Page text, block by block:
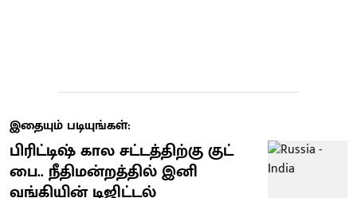
இதையும் படியுங்கள்:
பிரிட்டிஷ் கால சட்டத்திற்கு குட்
பை.. நீதிமன்றத்தில் இனி